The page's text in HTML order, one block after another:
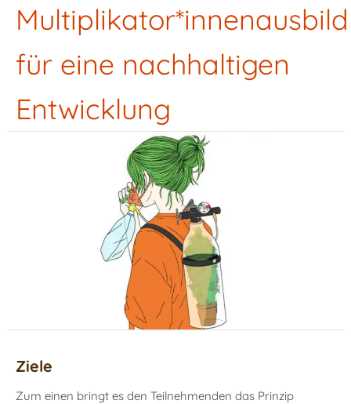
für eine nachhaltigen
Entwicklung
Ziele
Zum einen bringt es den Teilnehmenden das Prinzip